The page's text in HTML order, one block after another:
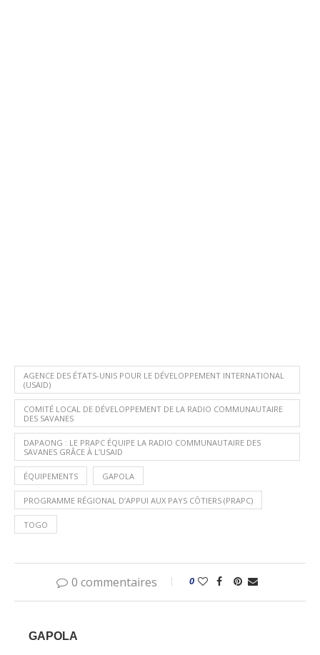
AGENCE DES ÉTATS-UNIS POUR LE DÉVELOPPEMENT INTERNATIONAL
(USAID)
COMITÉ LOCAL DE DÉVELOPPEMENT DE LA RADIO COMMUNAUTAIRE
DES SAVANES
DAPAONG : LE PRAPC ÉQUIPE LA RADIO COMMUNAUTAIRE DES
SAVANES GRÂCE À L’USAID
ÉQUIPEMENTS GAPOLA
PROGRAMME RÉGIONAL D’APPUI AUX PAYS CÔTIERS (PRAPC)
TOGO
0 commentaires 0
GAPOLA